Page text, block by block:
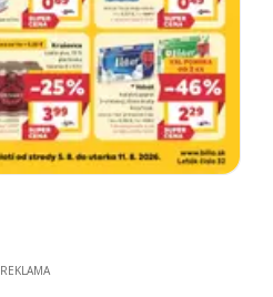
REKLAMA